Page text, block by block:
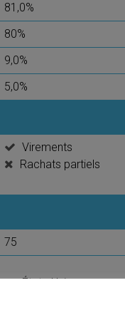
81,0%
80%
9,0%
5,0%
Virements
Rachats partiels
75
États-Unis